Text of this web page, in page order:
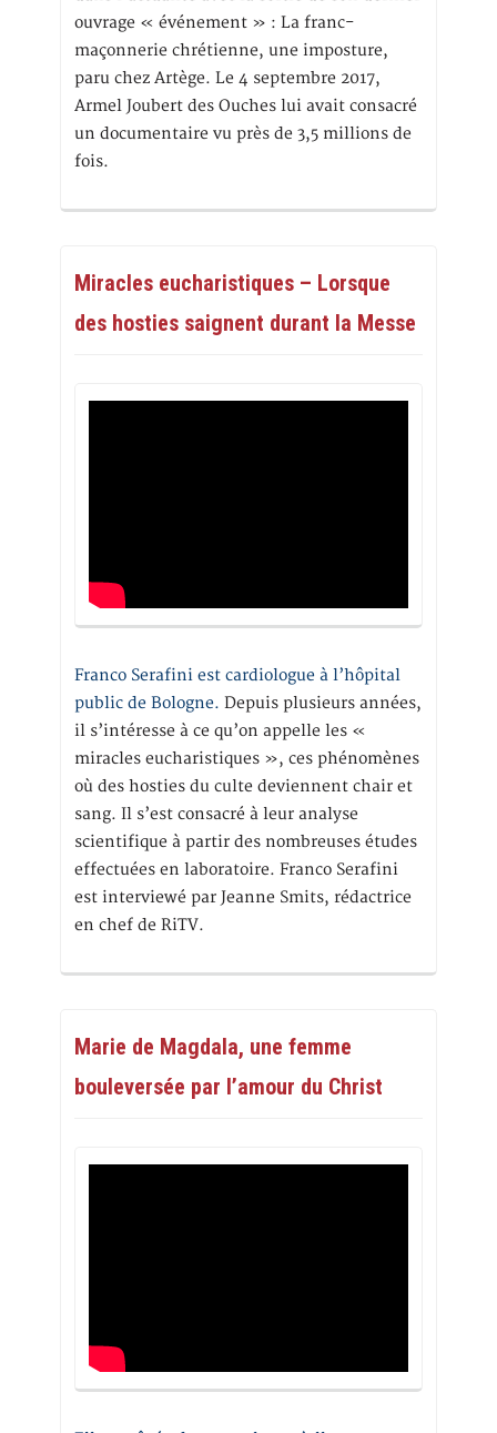
ouvrage « événement » : La franc-
maçonnerie chrétienne, une imposture,
paru chez Artège. Le 4 septembre 2017,
Armel Joubert des Ouches lui avait consacré
un documentaire vu près de 3,5 millions de
fois.
Miracles eucharistiques – Lorsque
des hosties saignent durant la Messe
Franco Serafini est cardiologue à l’hôpital
public de Bologne. Depuis plusieurs années,
il s’intéresse à ce qu’on appelle les «
miracles eucharistiques », ces phénomènes
où des hosties du culte deviennent chair et
sang. Il s’est consacré à leur analyse
scientifique à partir des nombreuses études
effectuées en laboratoire. Franco Serafini
est interviewé par Jeanne Smits, rédactrice
en chef de RiTV.
Marie de Magdala, une femme
bouleversée par l’amour du Christ